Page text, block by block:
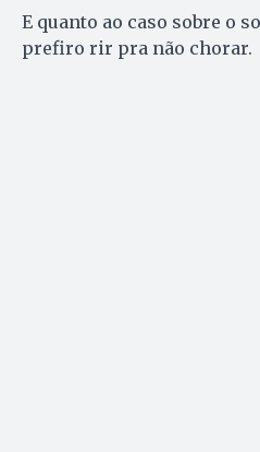
E quanto ao caso sobre o
prefiro rir pra não chorar.